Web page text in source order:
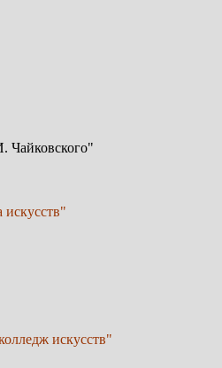
Чайковского"
искусств"